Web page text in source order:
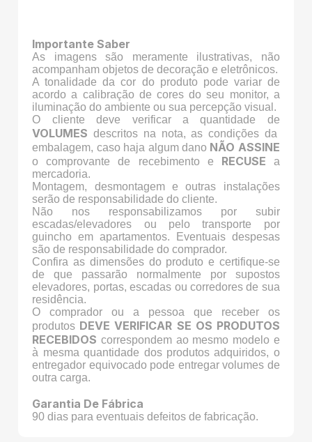
Importante Saber
As imagens são meramente ilustrativas, não
acompanham objetos de decoração e eletrônicos.
A tonalidade da cor do produto pode variar de
acordo a calibração de cores do seu monitor, a
iluminação do ambiente ou sua percepção visual.
O cliente deve verificar a quantidade de
VOLUMES descritos na nota, as condições da
embalagem, caso haja algum dano NÃO ASSINE
o comprovante de recebimento e RECUSE a
mercadoria.
Montagem, desmontagem e outras instalações
serão de responsabilidade do cliente.
Não nos responsabilizamos por subir
escadas/elevadores ou pelo transporte por
guincho em apartamentos. Eventuais despesas
são de responsabilidade do comprador.
Confira as dimensões do produto e certifique-se
de que passarão normalmente por supostos
elevadores, portas, escadas ou corredores de sua
residência.
O comprador ou a pessoa que receber os
produtos DEVE VERIFICAR SE OS PRODUTOS
RECEBIDOS correspondem ao mesmo modelo e
à mesma quantidade dos produtos adquiridos, o
entregador equivocado pode entregar volumes de
outra carga.
Garantia De Fábrica
90 dias para eventuais defeitos de fabricação.